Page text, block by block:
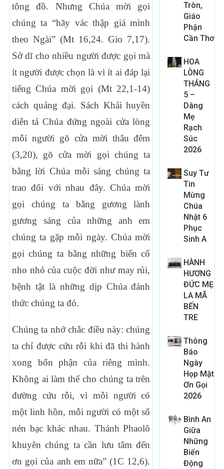
tông đồ. Nhưng Chúa mời gọi
chúng ta “hãy vác thập giá mình
theo Ngài” (Mt 16,24. Gio 7,17).
Sở dĩ cho nhiều người được gọi mà
ít người được chọn là vì ít ai đáp lại
tiếng Chúa mời gọi (Mt 22,1-14)
cách quảng đại. Sách Khải huyền
diễn tả Chúa đứng ngoài cửa lòng
mỗi người gõ cửa mời thâu đêm
(3,20), gõ cửa mời gọi chúng ta
bằng lời Chúa mỗi sáng chúng ta
trao đổi với nhau đây. Chúa mời
gọi chúng ta bằng gương lành
gương sáng của những anh em
chúng ta gặp mỗi ngày. Chúa mời
gọi chúng ta bằng những biến cố
nho nhỏ của cuộc đời như may rủi,
bệnh tật là những dịp Chúa đánh
thức chúng ta đó.
Chúng ta nhớ chắc điều này: chúng
ta chỉ được cứu rỗi khi đã thi hành
xong bổn phận của riêng mình.
Không ai làm thế cho chúng ta trên
đường cứu rỗi, vì mỗi người có
một linh hồn, mỗi người có một số
nén bạc khác nhau. Thánh Phaolô
khuyên chúng ta cần lưu tâm đến
ơn gọi của anh em nữa” (1C 12,6).
Tròn,
Giáo
Phận
Cần Thơ
HOA
LÒNG
THÁNG
5 –
Dâng
Mẹ
Rạch
Súc
2026
Suy Tư
Tin
Mừng
Chúa
Nhật 6
Phục
Sinh A
HÀNH
HƯƠNG
ĐỨC MẸ
LA MÃ
BẾN
TRE
Thông
Báo
Ngày
Họp Mặt
Ơn Gọi
2026
Bình An
Giữa
Những
Biến
Động